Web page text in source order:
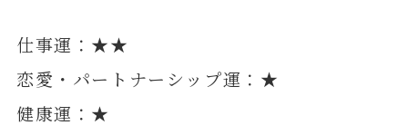
仕事運：★★
恋愛・パートナーシップ運：★
健康運：★